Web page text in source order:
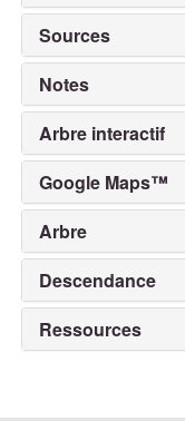
Sources
Notes
Arbre interactif
Google Maps™
Arbre
Descendance
Ressources